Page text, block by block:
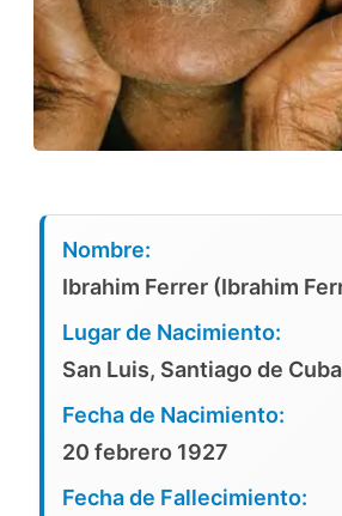
Nombre:
Ibrahim Ferrer (Ibrahim
Lugar de Nacimiento:
San Luis, Santiago de Cuba
Fecha de Nacimiento:
20 febrero 1927
Fecha de Fallecimiento: